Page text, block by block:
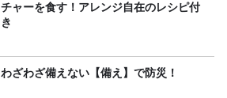
チャーを食す！アレンジ自在のレシピ付
き
わざわざ備えない【備え】で防災！